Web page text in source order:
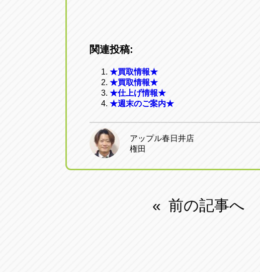
関連投稿:
★買取情報★
★買取情報★
★仕上げ情報★
★週末のご案内★
アップル春日井店
権田
« 前の記事へ